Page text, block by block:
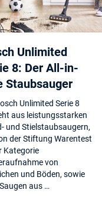
Unlimited
8: Der All-in-
Staubsauger
Unlimited Serie 8
aus leistungsstarken
und Stielstaubsaugern,
der Stiftung Warentest
Kategorie
von
und Böden, sowie
aus …